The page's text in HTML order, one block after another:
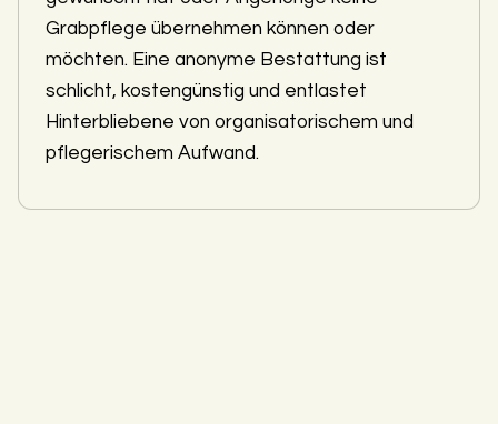
Grabpflege übernehmen können oder
möchten. Eine anonyme Bestattung ist
schlicht, kostengünstig und entlastet
Hinterbliebene von organisatorischem und
pflegerischem Aufwand.